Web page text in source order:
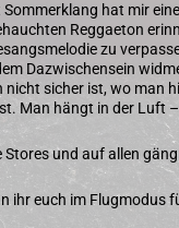
hat mir
Reggaeton
zu
Dazwischensein
nicht sicher ist, wo man
Man hängt in der Luft
Stores und auf allen
ihr euch im Flugmodus